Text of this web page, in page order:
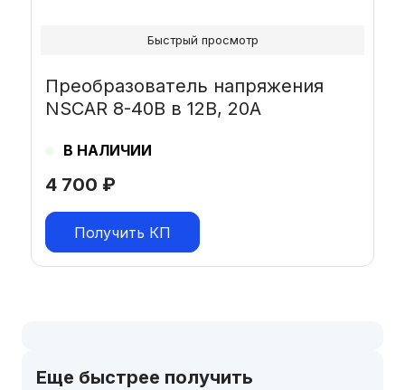
4 700 ₽
Преобразователь напряжения
NSCAR 8-40В в 12В, 20А
В НАЛИЧИИ
Получить КП
Быстрый просмотр
Еще быстрее получить